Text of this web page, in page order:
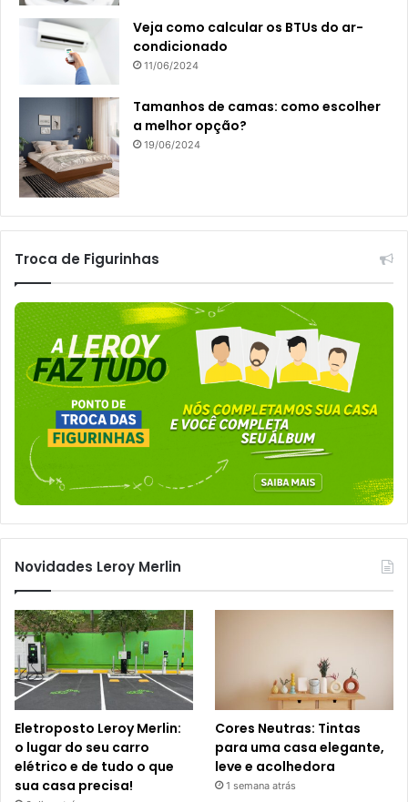
Veja como calcular os BTUs do ar-
condicionado
11/06/2024
Tamanhos de camas: como escolher
a melhor opção?
19/06/2024
Troca de Figurinhas
Novidades Leroy Merlin
Eletroposto Leroy Merlin:
o lugar do seu carro
elétrico e de tudo o que
sua casa precisa!
Cores Neutras: Tintas
para uma casa elegante,
leve e acolhedora
1 semana atrás